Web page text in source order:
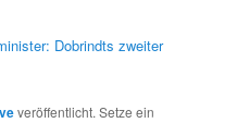
Dobrindts zweiter
veröffentlicht. Setze ein